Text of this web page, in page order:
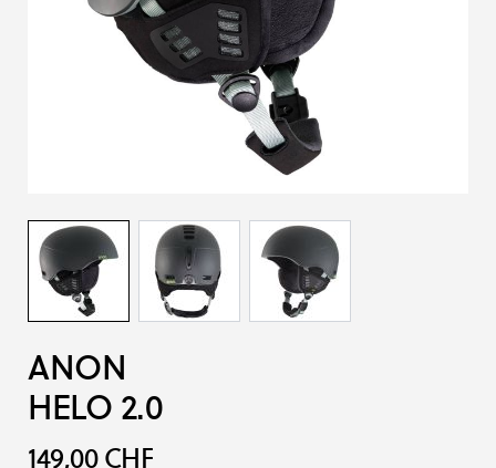
ANON
HELO 2.0
149,00 CHF